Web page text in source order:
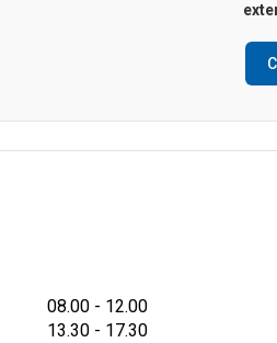
08.00 tot
- 12.00
13.30 tot
- 17.30